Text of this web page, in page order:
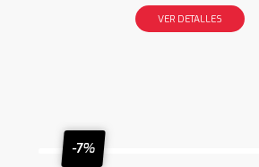
VER DETALLES
-7%